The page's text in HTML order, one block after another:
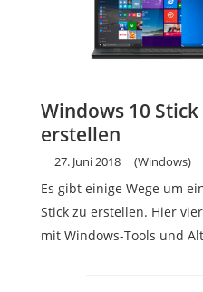
Windows 10
erstellen
27. Juni 2018 (Windows)
Es gibt einige Wege um
Stick zu erstellen. Hier
mit Windows-Tools und